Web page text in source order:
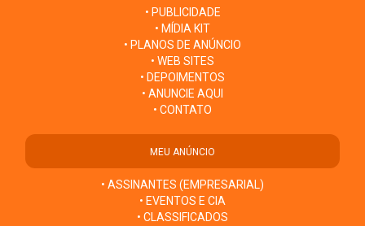
• PUBLICIDADE
• MÍDIA KIT
• PLANOS DE ANÚNCIO
• WEB SITES
• DEPOIMENTOS
• ANUNCIE AQUI
• CONTATO
MEU ANÚNCIO
• ASSINANTES (EMPRESARIAL)
• EVENTOS E CIA
• CLASSIFICADOS